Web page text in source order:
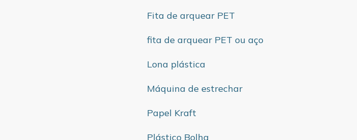
Fita de arquear PET
fita de arquear PET ou aço
Lona plástica
Máquina de estrechar
Papel Kraft
Plástico Bolha